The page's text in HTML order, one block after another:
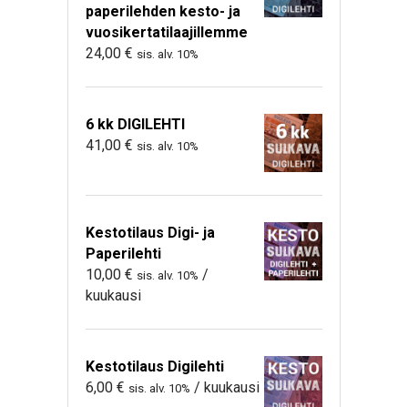
paperilehden kesto- ja
vuosikertatilaajillemme
24,00 € sis. alv. 10%
6 kk DIGILEHTI
41,00 € sis. alv. 10%
Kestotilaus Digi- ja
Paperilehti
10,00 € sis. alv. 10% /
kuukausi
Kestotilaus Digilehti
6,00 € sis. alv. 10% / kuukausi